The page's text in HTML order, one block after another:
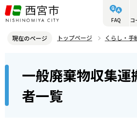
こ
の
ジ
頭
FAQ コ
現在のページ トップページ くらし・手
一般廃棄物収集運
者一覧